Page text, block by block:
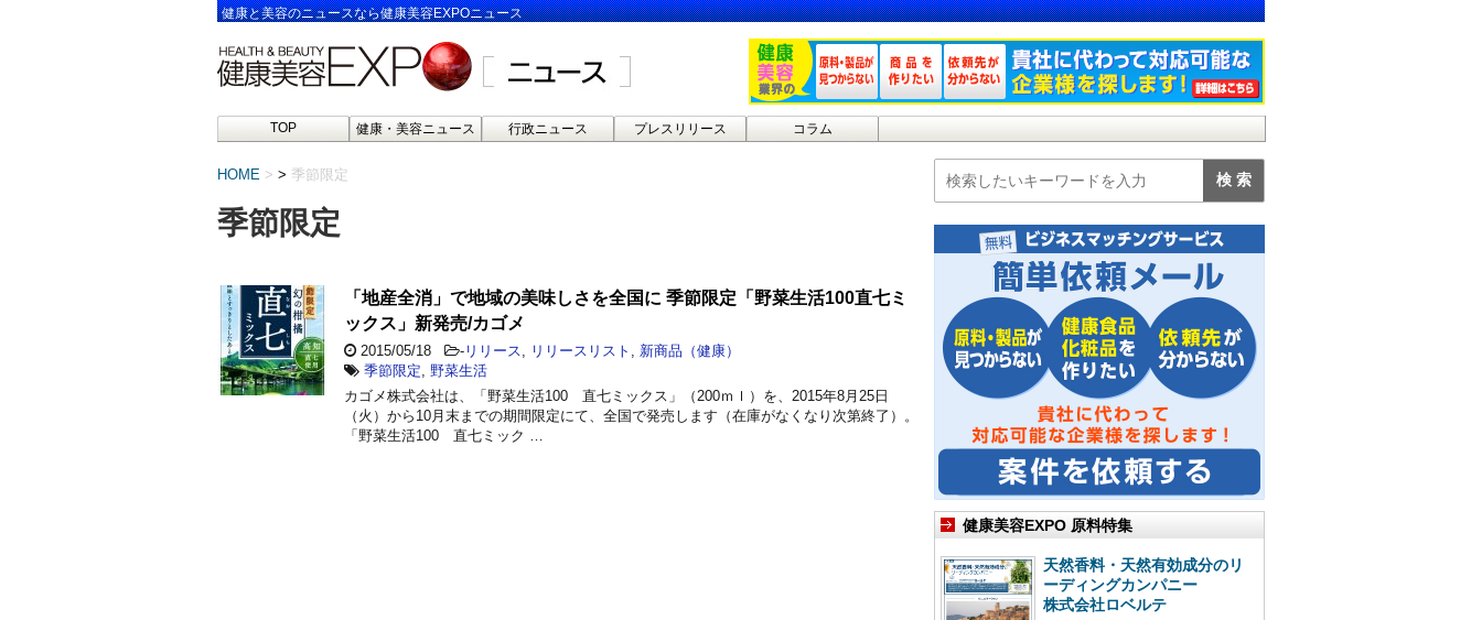
健康と美容のニュースなら健康美容EXPOニュース
TOP 健康・美容ニュース 行政ニュース プレスリリース コラム
HOME > 季節限定
季節限定
「地産全消」で地域の美味しさを全国に 季節限定「野菜生活100直七ミ
ックス」新発売/カゴメ
2015/05/18 - リリース リリースリスト
新商品（健康）
季節限定
野菜生活
カゴメ株式会社は、「野菜生活100 直七ミックス」（200ｍｌ）を、2015年8月25日
（火）から10月末までの期間限定にて、全国で発売します（在庫がなくなり次第終了）。
「野菜生活100 直七ミック …
健康美容EXPO 原料特集
天然香料・天然有効成分のリ
ーディングカンパニー
株式会社ロベルテ